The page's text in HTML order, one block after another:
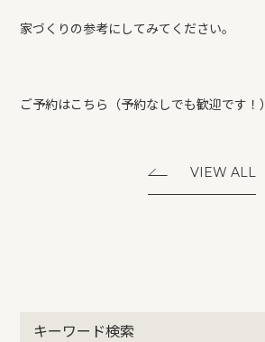
家づくりの参考にしてみてください。
ご予約はこちら （予約なしでも歓迎です！）
キーワード検索
VIEW ALL